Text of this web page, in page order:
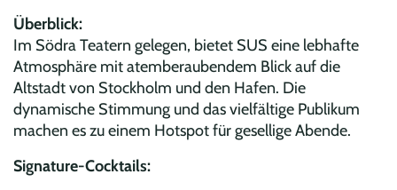
Überblick:
Im Södra Teatern gelegen, bietet SUS eine lebhafte
Atmosphäre mit atemberaubendem Blick auf die
Altstadt von Stockholm und den Hafen. Die
dynamische Stimmung und das vielfältige Publikum
machen es zu einem Hotspot für gesellige Abende.
Signature-Cocktails: